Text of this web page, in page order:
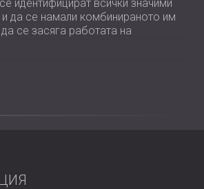
идентифицират всички значими
да се намали комбинираното им
се засяга работата на
по различен начин за общото